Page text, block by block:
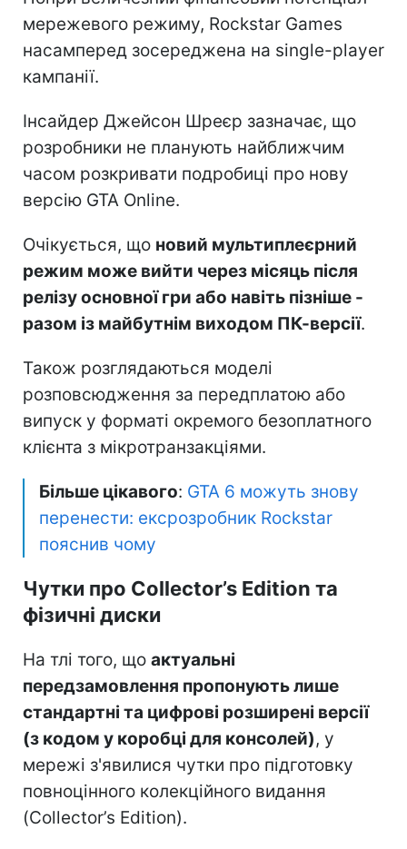
мережевого режиму, Rockstar Games
насамперед зосереджена на single-player
кампанії.
Інсайдер Джейсон Шреєр зазначає, що
розробники не планують найближчим
часом розкривати подробиці про нову
версію GTA Online.
Очікується, що новий мультиплеєрний
режим може вийти через місяць після
релізу основної гри або навіть пізніше -
разом із майбутнім виходом ПК-версії.
Також розглядаються моделі
розповсюдження за передплатою або
випуск у форматі окремого безоплатного
клієнта з мікротранзакціями.
Більше цікавого: GTA 6 можуть знову
перенести: ексрозробник Rockstar
пояснив чому
Чутки про Collector’s Edition та
фізичні диски
На тлі того, що актуальні
передзамовлення пропонують лише
стандартні та цифрові розширені версії
(з кодом у коробці для консолей), у
мережі з'явилися чутки про підготовку
повноцінного колекційного видання
(Collector’s Edition).